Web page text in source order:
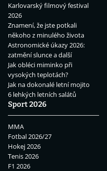
Karlovarský filmový festival
2026
Znamení, že jste potkali
někoho z minulého života
Astronomické úkazy 2026:
zatmění slunce a další
Jak obléci miminko při
vysokých teplotách?
Jak na dokonalé letní mojito
6 lehkých letních salátů
Sport 2026
MMA
Fotbal 2026/27
Hokej 2026
Tenis 2026
F1 2026